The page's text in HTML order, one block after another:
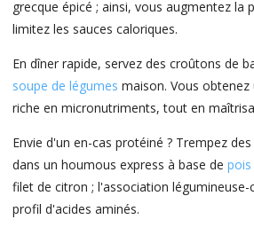
grecque épicé ; ainsi, vous augmentez la
limitez les sauces caloriques.
En dîner rapide, servez des croûtons de
soupe de légumes maison. Vous
riche en micronutriments, tout en
Envie d'un en-cas protéiné ? Trempez
dans un houmous express à base de pois
filet de citron ; l'association légumineuse-
profil d'acides aminés.